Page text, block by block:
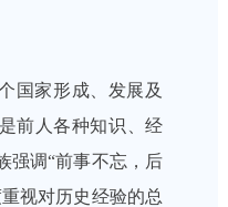
国家形成、发展及
前人各种知识、经
强调“前事不忘，后
视对历史经验的总